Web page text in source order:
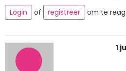
Login
of registreer om te
1